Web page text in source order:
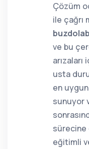
Çözüm
ile çağrı
ve bu
usta
en
sunuyor
sürecine
eğitimli